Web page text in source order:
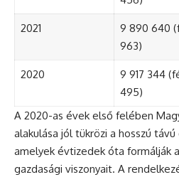
2021
9 890 640
963)
2020
9 917 344
495)
A 2020-as évek első felében
alakulása jól tükrözi a hosszú
amelyek évtizedek óta formálják
gazdasági viszonyait. A